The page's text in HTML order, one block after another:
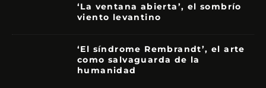
‘La ventana abierta’, el sombrío
viento levantino
‘El síndrome Rembrandt’, el arte
como salvaguarda de la
humanidad